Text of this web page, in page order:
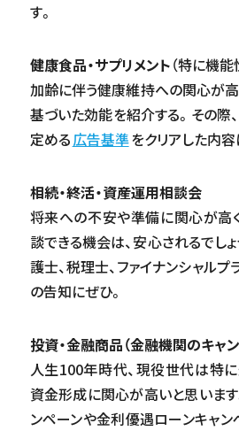
す。
健康食品・サプリメント（特に機
加齢に伴う健康維持への関心が高
基づいた効能を紹介する。その際
定める広告基準をクリアした内容
相続・終活・資産運用相談会
将来への不安や準備に関心が高
談できる機会は、安心されるでし
護士、税理士、ファイナンシャル
の告知にぜひ。
投資・金融商品（金融機関のキャ
人生100年時代、現役世代は特
資金形成に関心が高いと思います
ンペーンや金利優遇ローンキャン